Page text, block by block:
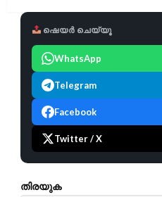
ഷെയർ ചെയ്യൂ
WhatsApp
Telegram
Facebook
Twitter / X
തിരയുക